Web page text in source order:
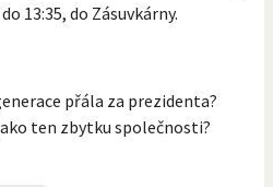
13:35, do Zásuvkárny.
přála za prezidenta?
ten zbytku společnosti?